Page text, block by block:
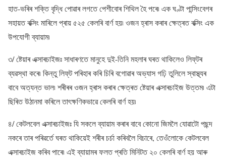
হাত-ভৰিৰ শক্তি বৃদ্ধি পোৱাৰ লগতে পেশীবোৰ শিথিল হৈ পৰে৷ এক ঘণ্টা পান্সিংবেগৰ
সহায়ত বক্সিং মাৰিলে প্ৰায় ৫২৫ কেলৰি বাৰ্ণ হয়৷ ওজন হ্ৰাস কৰাৰ ক্ষেত্ৰত বক্সিং এক
উপযোগী ব্যায়াম৷
৩/ ষ্টেয়াৰ এক্সাৰচাইজঃ সাধাৰণতে মানুহে দুই-তিনি মহলাৰ ঘৰত থাকিলেও লিফ্‌টৰ
ব্যৱস্থা কৰে৷ কিন্তু লিফ্‌ট পৰিহাৰ কৰি চিৰি বগোৱাৰ অভ্যাস গঢ়ি তুলিলে স্বাস্থ্যৰ
বাবে অত্যন্ত ভাল৷ শৰীৰৰ ওজন হ্ৰাস কৰাৰ ক্ষেত্ৰত ষ্টেয়াৰ এক্সাৰচাইজ উত্তম৷ এটা
ছিৰিত উঠানমা কৰিলে তাৎক্ষণিকভাৱে কেলৰি বাৰ্ণ হয়৷
৪/ কেটলবেল এক্সাৰচাইজঃ যি সকলে ব্যায়াম কৰাৰ বাবে কোনো জিমলৈ যোৱাটো পছন্দ
নকৰে তাৰ পৰিৱৰ্তে ঘৰত থাকিয়েই শৰীৰ চৰ্চা কৰিবলৈ বিচাৰে, তেওঁলোকে কেটলবেল
এক্সাৰচাইজ কৰিব পাৰে৷ এই ব্যায়ামৰ ফলত প্ৰতি মিনিটত ২০ কেলৰি বাৰ্ণ হয় আৰু